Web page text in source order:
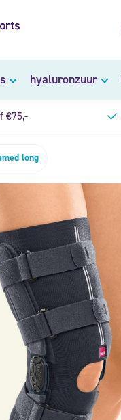
hyaluronzuur
€75,-
long